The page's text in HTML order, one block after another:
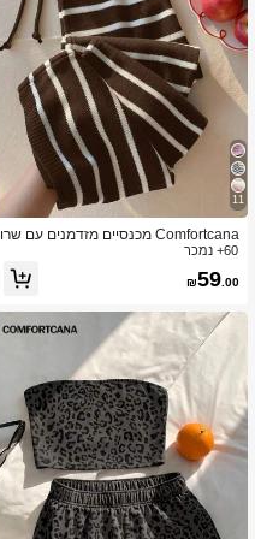
11
Comfortcana מכנסיים מזדמנים עם שרו
ך ופסים בשחור לבן לנשים
60+ נמכר
₪59.00